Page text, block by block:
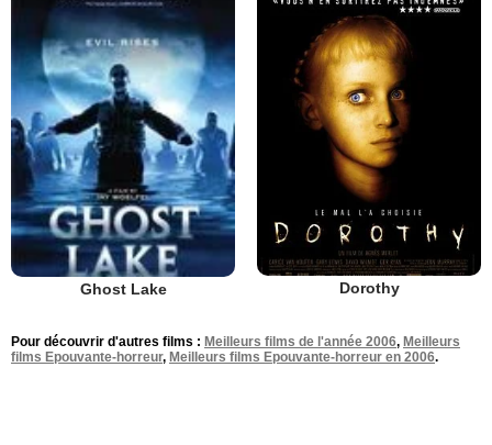
Ghost Lake Dorothy
Pour découvrir d'autres films : Meilleurs films de l'année 2006, Meilleurs
films Epouvante-horreur, Meilleurs films Epouvante-horreur en 2006.